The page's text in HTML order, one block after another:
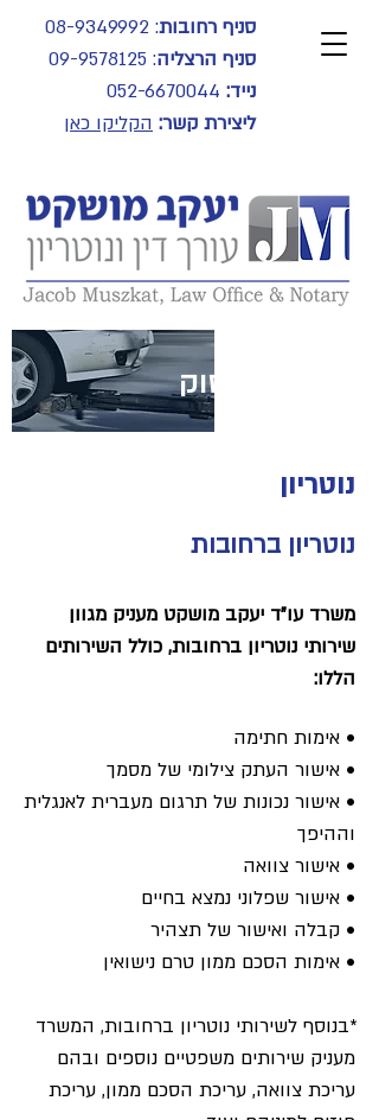
סניף רחובות:
08-9349992
סניף הרצליה:
09-9578125
נייד: 052-6670044
ליצירת קשר: הקליקו כאן
תחומי עיסוק
נוטריון
נוטריון ברחובות
משרד עו"ד יעקב מושקט מעניק מגוון
שירותי נוטריון ברחובות, כולל השירותים
הללו:
• אימות חתימה
• אישור העתק צילומי של מסמך
• אישור נכונות של תרגום מעברית לאנגלית
וההיפך
• אישור צוואה
• אישור שפלוני נמצא בחיים
• קבלה ואישור של תצהיר
• אימות הסכם ממון טרם נישואין
*בנוסף לשירותי נוטריון ברחובות, המשרד
מעניק שירותים משפטיים נוספים ובהם
עריכת צוואה, עריכת הסכם ממון, עריכת